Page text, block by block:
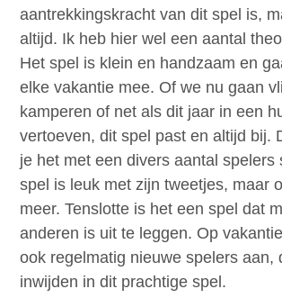
aantrekkingskracht van dit spel is,
altijd. Ik heb hier wel een aantal
Het spel is klein en handzaam en
elke vakantie mee. Of we nu gaan
kamperen of net als dit jaar in een
vertoeven, dit spel past en altijd bij.
je het met een divers aantal spelers
spel is leuk met zijn tweetjes, maar
meer. Tenslotte is het een spel dat
anderen is uit te leggen. Op
ook regelmatig nieuwe spelers aan,
inwijden in dit prachtige spel.